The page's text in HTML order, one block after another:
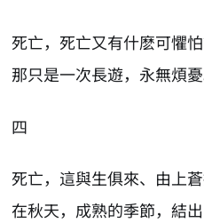
死亡，死亡又有什麽可懼怕
那只是一次長遊，永無煩憂
四
死亡，這與生俱來、由上蒼
在秋天，成熟的季節，結